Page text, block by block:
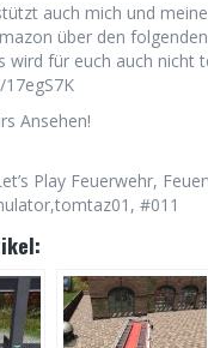
auch mich und
über den
wird für euch auch nicht
Ansehen!
Play Feuerwehr,
#011